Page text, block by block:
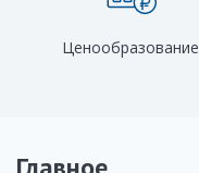
Ценообразование